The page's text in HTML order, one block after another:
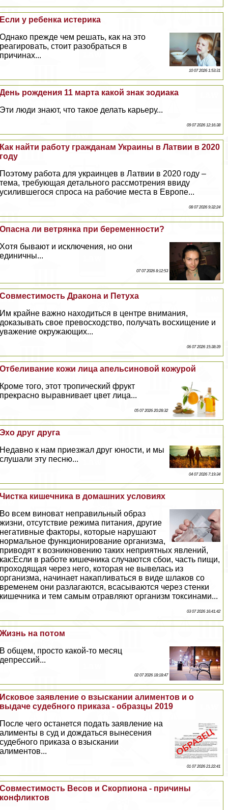
Если у ребенка истерика
Однако прежде чем решать, как на это
реагировать, стоит разобраться в
причинах...
10 07 2026 1:53:31
День рождения 11 марта какой знак зодиака
Эти люди знают, что такое делать карьеру...
09 07 2026 12:16:38
Как найти работу гражданам Украины в Латвии в 2020
году
Поэтому работа для украинцев в Латвии в 2020 году –
тема, требующая детального рассмотрения ввиду
усилившегося спроса на рабочие места в Европе...
08 07 2026 9:32:24
Опасна ли ветрянка при беременности?
Хотя бывают и исключения, но они
единичны...
07 07 2026 8:12:53
Совместимость Дpaкона и Пeтyxа
Им крайне важно находиться в центре внимания,
доказывать свое превосходство, получать восхищение и
уважение окружающих...
06 07 2026 15:38:39
Отбеливание кожи лица апельсиновой кожурой
Кроме того, этот тропический фрукт
прекрасно выравнивает цвет лица...
05 07 2026 20:28:32
Эхо друг друга
Недавно к нам приезжал друг юности, и мы
слушали эту песню...
04 07 2026 7:19:34
Чистка кишечника в домашних условиях
Во всем виноват неправильный образ
жизни, отсутствие режима питания, другие
негативные факторы, которые нарушают
нормальное функционирование организма,
приводят к возникновению таких неприятных явлений,
как:Если в работе кишечника случаются сбои, часть пищи,
проходящая через него, которая не вывелась из
организма, начинает накапливаться в виде шлаков со
временем они разлагаются, всасываются через стенки
кишечника и тем самым отравляют организм токсинами...
03 07 2026 16:41:42
Жизнь на потом
В общем, просто какой-то месяц
депрессий...
02 07 2026 18:18:47
Исковое заявление о взыскании алиментов и о
выдаче судебного приказа - образцы 2019
После чего останется подать заявление на
алименты в суд и дождаться вынесения
судебного приказа о взыскании
алиментов...
01 07 2026 21:22:41
Совместимость Весов и Скорпиона - причины
конфликтов